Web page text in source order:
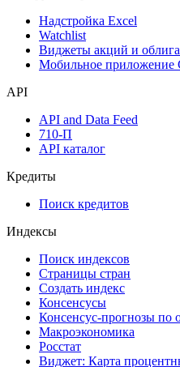
Календарь инвестора
Инструментарий
Надстройка Excel
Мобильное приложение
API
API and Data Feed
API каталог
Кредиты
Поиск кредитов
Индексы
Поиск индексов
Страницы стран
Создать индекс
Консенсусы